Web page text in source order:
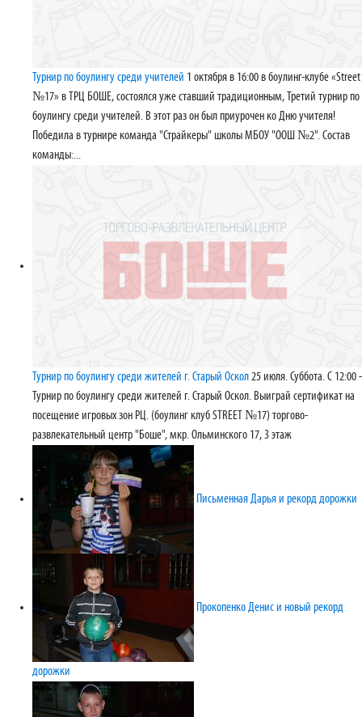
Турнир по боулингу среди учителей 1 октября в 16:00 в боулинг-клубе «Street
№17» в ТРЦ БОШЕ, состоялся уже ставший традиционным, Третий турнир по
боулингу среди учителей. В этот раз он был приурочен ко Дню учителя!
Победила в турнире команда "Страйкеры" школы МБОУ "ООШ №2". Состав
команды:...
Турнир по боулингу среди жителей г. Старый Оскол25 июля. Суббота. С 12:00 -
Турнир по боулингу среди жителей г. Старый Оскол. Выиграй сертификат на
посещение игровых зон РЦ. (боулинг клуб STREET №17) торгово-
развлекательный центр "Боше", мкр. Ольминского 17, 3 этаж
Письменная Дарья и рекорд дорожки
Прокопенко Денис и новый рекорд
дорожки